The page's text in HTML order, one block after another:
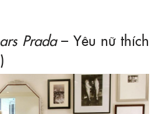
Prada– Yêu nữ thích